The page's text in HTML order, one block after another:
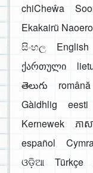
chiCheŵa
Ekakairũ Naoero
සිංහල
English
ქართული
తెలుగు
română
Gàidhlig
eesti
Kernewek
ភាស
español
ଓଡ଼ିଆ
Türkçe